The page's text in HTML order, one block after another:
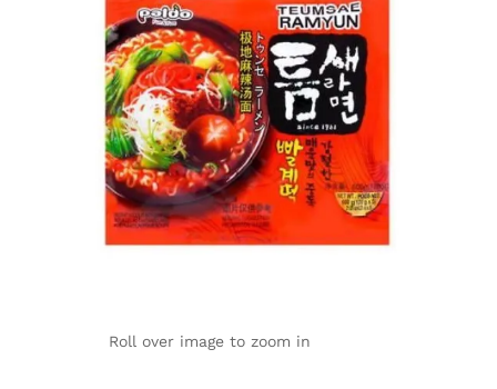
Roll over image to zoom in